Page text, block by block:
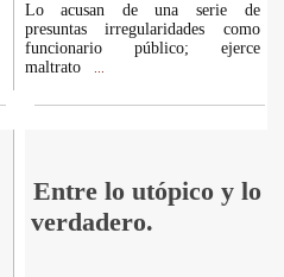
Lo acusan de una serie de
presuntas irregularidades como
funcionario público; ejerce
maltrato
Entre lo utópico y lo
verdadero.